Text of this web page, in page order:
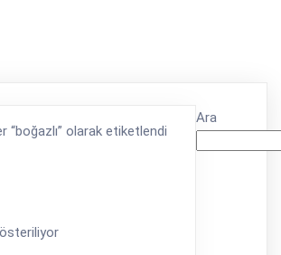
“boğazlı” olarak etiketlendi
Ara